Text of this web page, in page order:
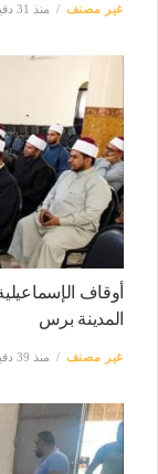
غير مصنف منذ 31 دقيقة
أوقاف
المدينة برس
غير مصنف منذ 39 دقيقة